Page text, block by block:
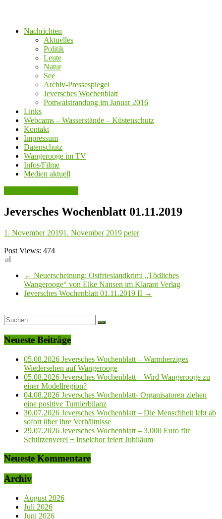
Nachrichten
Aktuelles
Politik
Leute
Natur
See
Archiv-Pressespiegel
Jeversches Wochenblatt
Pottwalstrandung im Januar 2016
Links
Webcams – Wasserstände – Küstenschutz
Kontakt
Impressum
Datenschutz
Wangerooge im TV
Infos/Filme
Medien aktuell
Jeversches Wochenblatt 01.11.2019
1. November 20191. November 2019 peter
Post Views: 474
← Neuerscheinung: Ostfrieslandkrimi „Tödliches
Wangerooge“ von Elke Nansen im Klarant Verlag
Jeversches Wochenblatt 01.11.2019 II →
Neueste Beiträge
05.08.2026 Jeversches Wochenblatt – Warmherziges
Wiedersehen auf Wangerooge
05.08.2026 Jeversches Wochenblatt – Wird Wangerooge zu
einer Modellregion?
04.08.2026 Jeversches Wochenblatt- Organisatoren ziehen
eine positive Turnierbilanz
30.07.2026 Jeversches Wochenblatt – Die Menschheit lebt ab
sofort über ihre Verhältnisse
29.07.2026 Jeversches Wochenblatt – 3.000 Euro für
Schützenverei + Inselchor feiert Jubiläum
Neueste Kommentare
Archiv
August 2026
Juli 2026
Juni 2026